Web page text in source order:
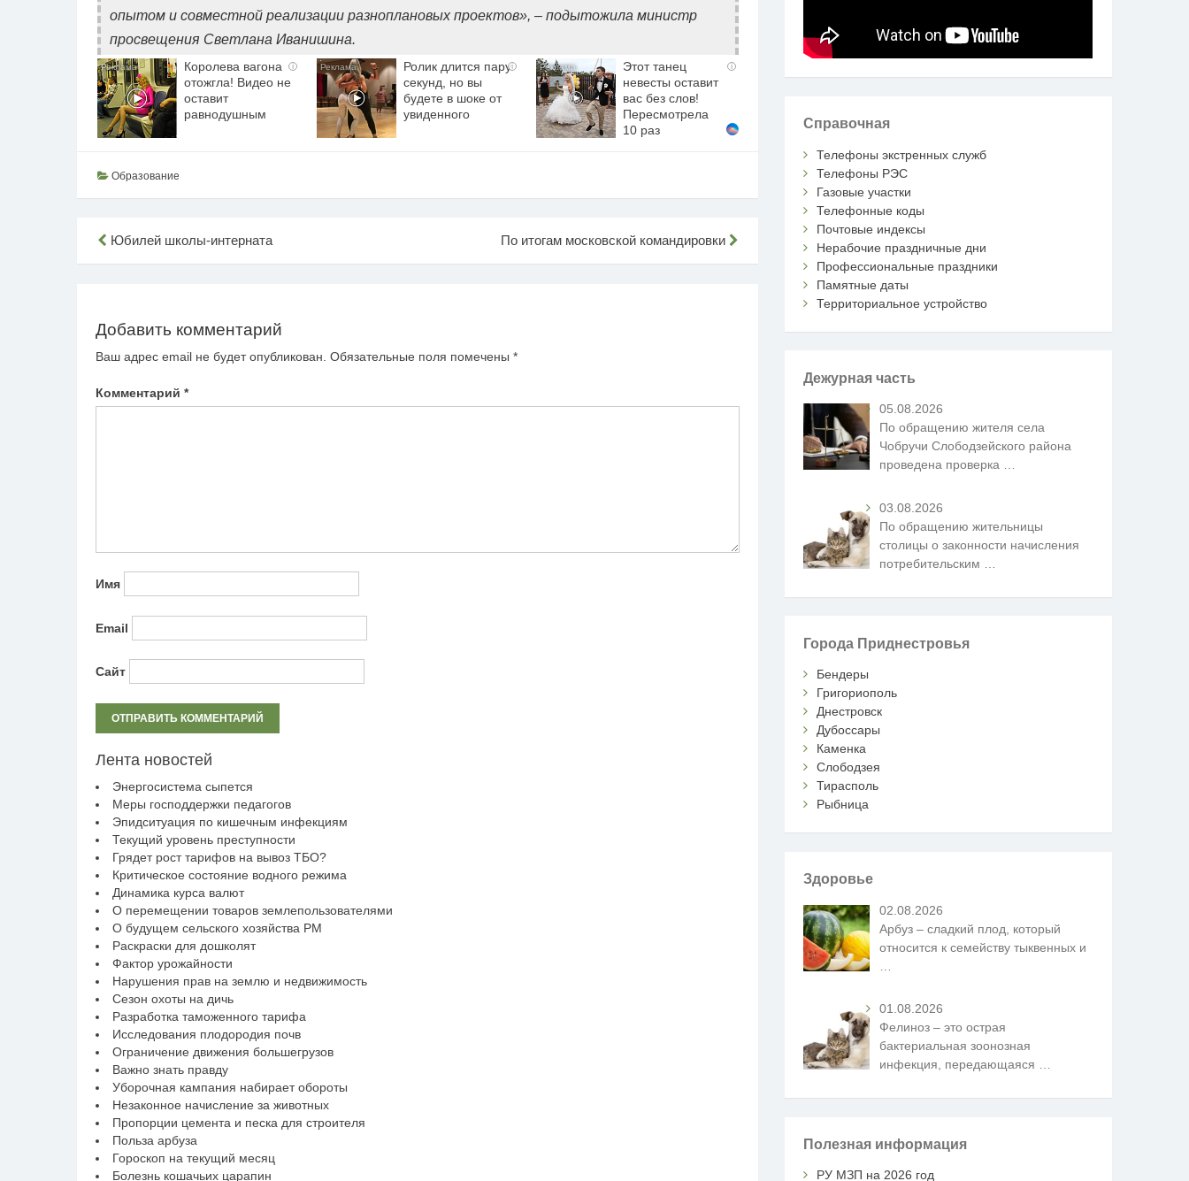
опытом и совместной реализации разноплановых проектов», – подытожила министр
просвещения Светлана Иванишина.
i
Королева вагона
отожгла! Видео не
оставит
равнодушным
i
Ролик длится пару
секунд, но вы
будете в шоке от
увиденного
i
Этот танец
невесты оставит
вас без слов!
Пересмотрела
10 раз
Образование
Навигация
Юбилей школы-интерната По итогам московской командировки
Добавить комментарий
Ваш адрес email не будет опубликован. Обязательные поля помечены *
Комментарий *
Имя
Email
Сайт
Лента новостей
Энергосистема сыпется
Меры господдержки педагогов
Эпидситуация по кишечным инфекциям
Текущий уровень преступности
Грядет рост тарифов на вывоз ТБО?
Критическое состояние водного режима
Динамика курса валют
О перемещении товаров землепользователями
О будущем сельского хозяйства РМ
Раскраски для дошколят
Фактор урожайности
Нарушения прав на землю и недвижимость
Сезон охоты на дичь
Разработка таможенного тарифа
Исследования плодородия почв
Ограничение движения большегрузов
Важно знать правду
Уборочная кампания набирает обороты
Незаконное начисление за животных
Пропорции цемента и песка для строителя
Польза арбуза
Гороскоп на текущий месяц
Болезнь кошачьих царапин
Справочная
Телефоны экстренных служб
Телефоны РЭС
Газовые участки
Телефонные коды
Почтовые индексы
Нерабочие праздничные дни
Профессиональные праздники
Памятные даты
Территориальное устройство
Дежурная часть
05.08.2026
По обращению жителя села
Чобручи Слободзейского района
проведена проверка …
03.08.2026
По обращению жительницы
столицы о законности начисления
потребительским
Города Приднестровья
Бендеры
Григориополь
Днестровск
Дубоссары
Каменка
Слободзея
Тирасполь
Рыбница
Здоровье
02.08.2026
Арбуз – сладкий плод, который
относится к семейству тыквенных и
01.08.2026
Фелиноз – это острая
бактериальная зоонозная
инфекция, передающаяся
Полезная информация
РУ МЗП на 2026 год